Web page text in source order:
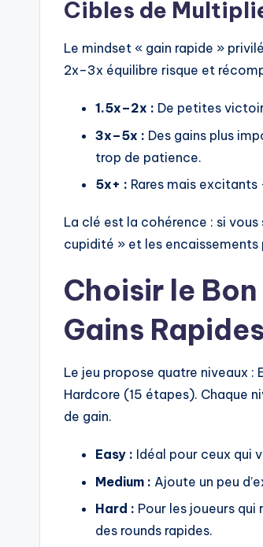
Cibles de
Le mindset « gain rapide »
2x–3x équilibre risque et
1.5x–2x : De petites
3x–5x : Des gains plus
trop de patience.
5x+ : Rares mais
La clé est la cohérence : si
cupidité » et les encaissements
Choisir le
Gains Rapides
Le jeu propose quatre niveaux
Hardcore (15 étapes). Chaque
de gain.
Easy : Idéal pour ceux qui
Medium : Ajoute un peu
Hard : Pour les joueurs
des rounds rapides.